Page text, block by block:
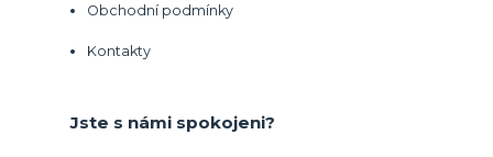
Obchodní podmínky
Kontakty
Jste s námi spokojeni?